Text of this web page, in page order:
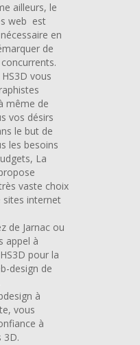
ailleurs, le
web est
en
de
vous
même de
vos désirs
le but de
les besoins
La
vaste choix
sites internet
de Jarnac ou
appel à
pour la
design de
à
vous
à
3D.